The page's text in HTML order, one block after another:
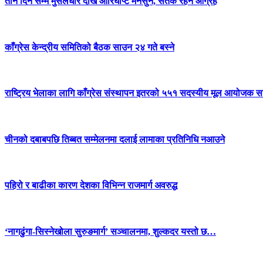
काँग्रेस केन्द्रीय समितिको बैठक साउन २४ गते बस्ने
राष्ट्रिय भेलाका लागि काँग्रेस संस्थापन इतरको ५५१ सदस्यीय मूल आयोजक
चीनको दबाबपछि तिब्बत सम्मेलनमा दलाई लामाका प्रतिनिधि नआउने
पहिरो र बाढीका कारण देशका विभिन्न राजमार्ग अवरुद्ध
‘नागढुंगा-सिस्नेखोला सुरुङमार्ग’ सञ्चालनमा, शुल्कदर यस्तो छ…